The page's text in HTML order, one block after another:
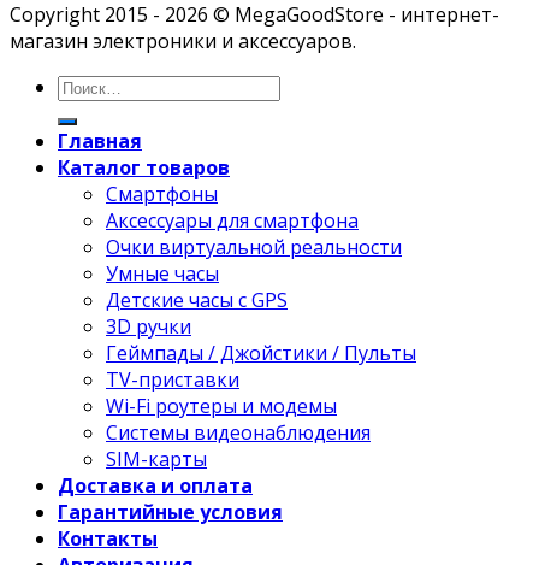
Copyright 2015 - 2026 © MegaGoodStore - интернет-
магазин электроники и аксессуаров.
Главная
Каталог товаров
Смартфоны
Аксессуары для смартфона
Очки виртуальной реальности
Умные часы
Детские часы с GPS
3D ручки
Геймпады / Джойстики / Пульты
TV-приставки
Wi-Fi роутеры и модемы
Системы видеонаблюдения
SIM-карты
Доставка и оплата
Гарантийные условия
Контакты